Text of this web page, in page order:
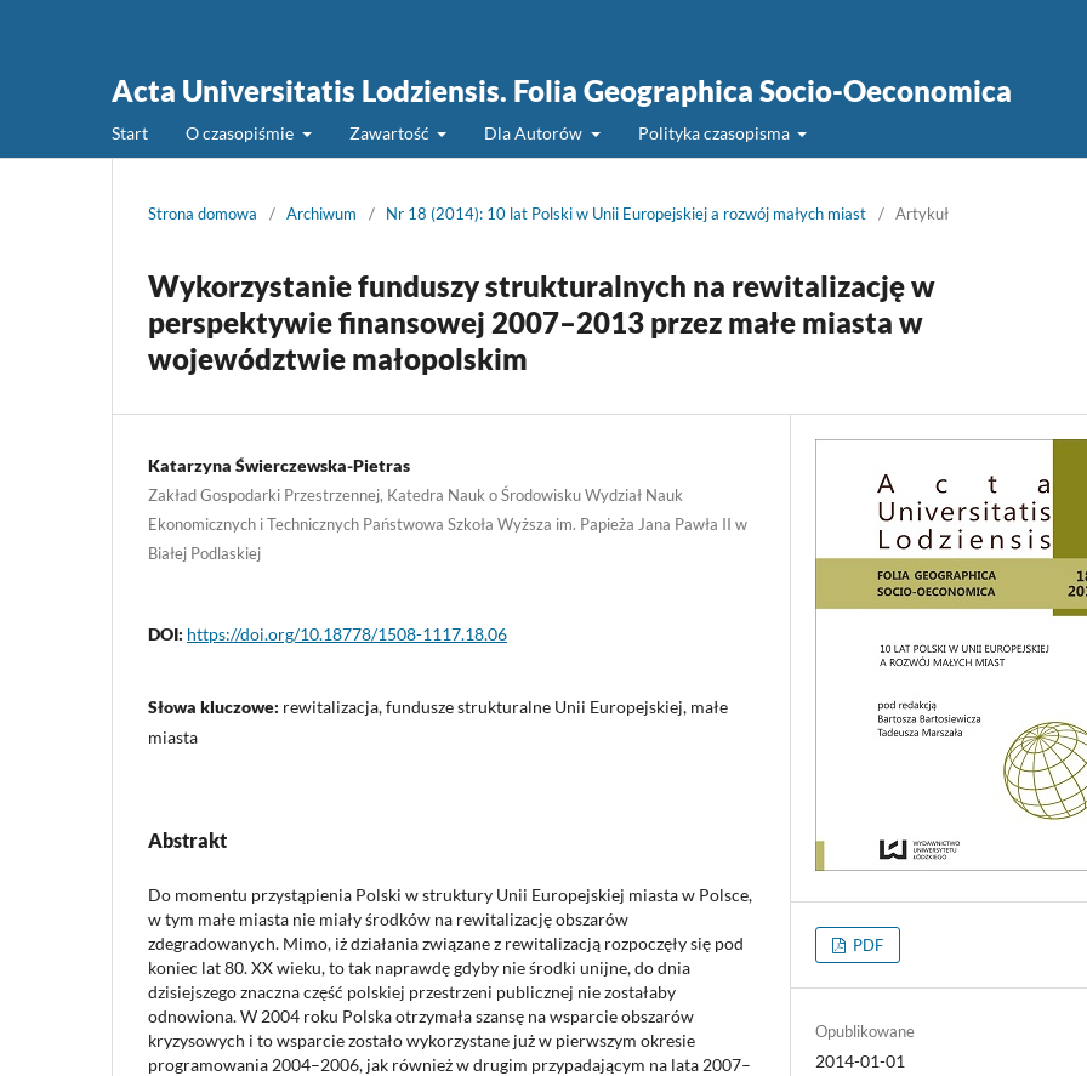
Acta Universitatis Lodziensis. Folia Geographica Socio-Oeconomica
Start O czasopiśmie Zawartość Dla Autorów Polityka czasopisma
Strona domowa / Archiwum / Nr 18 (2014): 10 lat Polski w Unii Europejskiej a rozwój małych miast / Artykuł
Wykorzystanie funduszy strukturalnych na rewitalizację w
perspektywie finansowej 2007–2013 przez małe miasta w
województwie małopolskim
Katarzyna Świerczewska-Pietras
Zakład Gospodarki Przestrzennej, Katedra Nauk o Środowisku Wydział Nauk
Ekonomicznych i Technicznych Państwowa Szkoła Wyższa im. Papieża Jana Pawła II w
Białej Podlaskiej
DOI: https://doi.org/10.18778/1508-1117.18.06
Słowa kluczowe: rewitalizacja, fundusze strukturalne Unii Europejskiej, małe
miasta
Abstrakt
Do momentu przystąpienia Polski w struktury Unii Europejskiej miasta w Polsce,
w tym małe miasta nie miały środków na rewitalizację obszarów
zdegradowanych. Mimo, iż działania związane z rewitalizacją rozpoczęły się pod
koniec lat 80. XX wieku, to tak naprawdę gdyby nie środki unijne, do dnia
dzisiejszego znaczna część polskiej przestrzeni publicznej nie zostałaby
odnowiona. W 2004 roku Polska otrzymała szansę na wsparcie obszarów
kryzysowych i to wsparcie zostało wykorzystane już w pierwszym okresie
programowania 2004–2006, jak również w drugim przypadającym na lata 2007–
PDF
Opublikowane
2014-01-01